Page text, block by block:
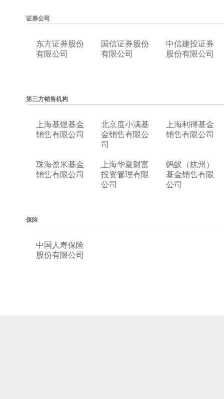
证券公司
东方证券股份
有限公司
国信证券股份
有限公司
中信建投证券
股份有限公司
第三方销售机构
上海基煜基金
销售有限公司
北京度小满基
金销售有限公
司
上海利得基金
销售有限公司
珠海盈米基金
销售有限公司
上海华夏财富
投资管理有限
公司
蚂蚁（杭州）
基金销售有限
公司
保险
中国人寿保险
股份有限公司